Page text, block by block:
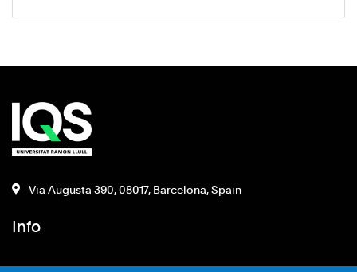
Via Augusta 390, 08017, Barcelona, Spain
Info